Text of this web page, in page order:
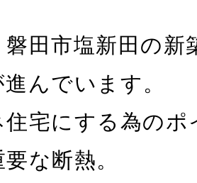
磐田市塩新田の新
んでいます。
住宅にする為の
な断熱。